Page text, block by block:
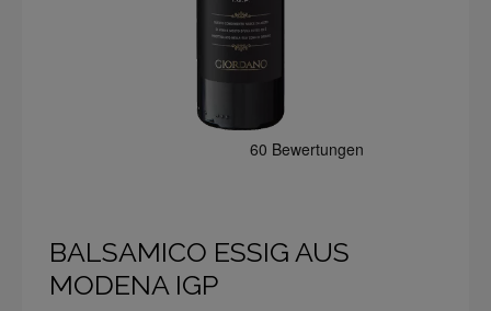
BALSAMICO ESSIG AUS
MODENA IGP